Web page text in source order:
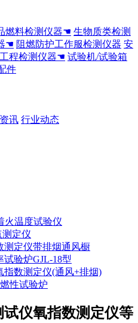
燃料检测仪器☚ 生物质类检测
☚ 阻燃防护工作服检测仪器 安
程检测仪器☚ 试验机/试验箱
件
讯 行业动态
火温度试验仪
测定仪
测定仪带排烟通风橱
验炉GJL-18型
指数测定仪(通风+排烟)
性试验炉
仪氧指数测定仪等